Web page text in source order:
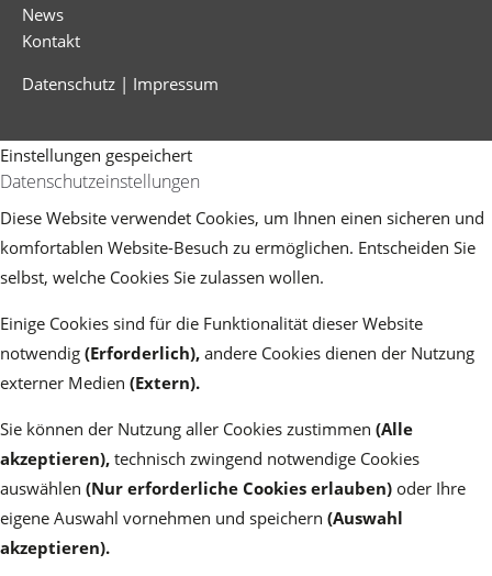
News
Kontakt
Datenschutz | Impressum
Einstellungen gespeichert
Datenschutzeinstellungen
Diese Website verwendet Cookies, um Ihnen einen sicheren und
komfortablen Website-Besuch zu ermöglichen. Entscheiden Sie
selbst, welche Cookies Sie zulassen wollen.
Einige Cookies sind für die Funktionalität dieser Website
notwendig (Erforderlich), andere Cookies dienen der Nutzung
externer Medien (Extern).
Sie können der Nutzung aller Cookies zustimmen (Alle
akzeptieren), technisch zwingend notwendige Cookies
auswählen (Nur erforderliche Cookies erlauben) oder Ihre
eigene Auswahl vornehmen und speichern (Auswahl
akzeptieren).